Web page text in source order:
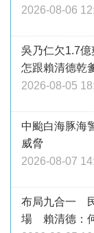
2026-08-06
吳乃仁欠1.7
怎跟賴清德乾
2026-08-05
中颱白海豚海
威脅
2026-08-07
布局九合一
場 賴清德：